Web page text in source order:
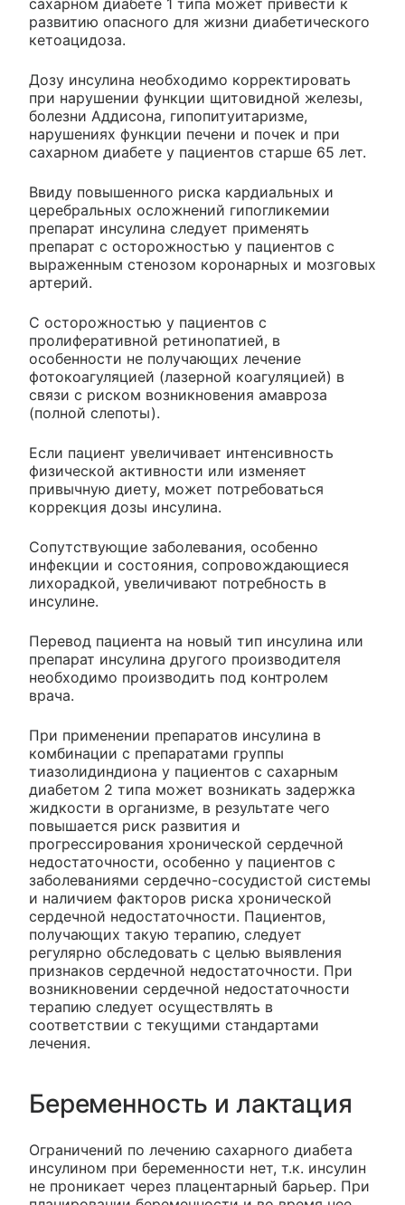
сахарном диабете 1 типа может привести к
развитию опасного для жизни диабетического
кетоацидоза.
Дозу инсулина необходимо корректировать
при нарушении функции щитовидной железы,
болезни Аддисона, гипопитуитаризме,
нарушениях функции печени и почек и при
сахарном диабете у пациентов старше 65 лет.
Ввиду повышенного риска кардиальных и
церебральных осложнений гипогликемии
препарат инсулина следует применять
препарат с осторожностью у пациентов с
выраженным стенозом коронарных и мозговых
артерий.
С осторожностью у пациентов с
пролиферативной ретинопатией, в
особенности не получающих лечение
фотокоагуляцией (лазерной коагуляцией) в
связи с риском возникновения амавроза
(полной слепоты).
Если пациент увеличивает интенсивность
физической активности или изменяет
привычную диету, может потребоваться
коррекция дозы инсулина.
Сопутствующие заболевания, особенно
инфекции и состояния, сопровождающиеся
лихорадкой, увеличивают потребность в
инсулине.
Перевод пациента на новый тип инсулина или
препарат инсулина другого производителя
необходимо производить под контролем
врача.
При применении препаратов инсулина в
комбинации с препаратами группы
тиазолидиндиона у пациентов с сахарным
диабетом 2 типа может возникать задержка
жидкости в организме, в результате чего
повышается риск развития и
прогрессирования хронической сердечной
недостаточности, особенно у пациентов с
заболеваниями сердечно-сосудистой системы
и наличием факторов риска хронической
сердечной недостаточности. Пациентов,
получающих такую терапию, следует
регулярно обследовать с целью выявления
признаков сердечной недостаточности. При
возникновении сердечной недостаточности
терапию следует осуществлять в
соответствии с текущими стандартами
лечения.
Беременность и лактация
Ограничений по лечению сахарного диабета
инсулином при беременности нет, т.к. инсулин
не проникает через плацентарный барьер. При